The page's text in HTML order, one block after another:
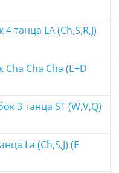
танца LA (Ch,S,R,J)
Cha Cha (E+D
3 танца ST (W,V,Q)
La (Ch,S,J) (E